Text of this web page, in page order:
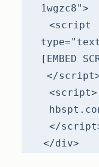
1wgzc8">
<script
[EMBED
</
<script>
</
</div>